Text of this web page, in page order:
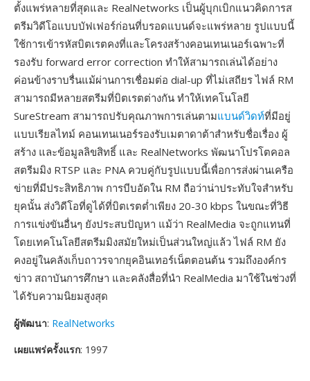
ตั้งแพร่หลายที่สุดและ RealNetworks เป็นผู้บุกเบิกแนวคิดการส
ตรีมวิดีโอแบบบัฟเฟอร์ก่อนที่บรอดแบนด์จะแพร่หลาย รูปแบบนี้
ใช้การเข้ารหัสบิตเรตคงที่และโครงสร้างคอนเทนเนอร์เฉพาะที่
รองรับ forward error correction ทำให้สามารถเล่นได้อย่าง
ค่อนข้างราบรื่นแม้ผ่านการเชื่อมต่อ dial-up ที่ไม่เสถียร ไฟล์ RM
สามารถมีหลายสตรีมที่บิตเรตต่างกัน ทำให้เทคโนโลยี
SureStream สามารถปรับคุณภาพการเล่นตามแบนด์วิดท์ที่มีอยู่
แบบเรียลไทม์ คอนเทนเนอร์รองรับเมตาดาต้าสำหรับชื่อเรื่อง ผู้
สร้าง และข้อมูลลิขสิทธิ์ และ RealNetworks พัฒนาโปรโตคอล
สตรีมมิง RTSP และ PNA ควบคู่กับรูปแบบนี้เพื่อการส่งผ่านเครือ
ข่ายที่มีประสิทธิภาพ การบีบอัดใน RM ถือว่าน่าประทับใจสำหรับ
ยุคนั้น ส่งวิดีโอที่ดูได้ที่บิตเรตต่ำเพียง 20-30 kbps ในขณะที่วิธี
การแข่งขันอื่นๆ ยังประสบปัญหา แม้ว่า RealMedia จะถูกแทนที่
โดยเทคโนโลยีสตรีมมิงสมัยใหม่เป็นส่วนใหญ่แล้ว ไฟล์ RM ยัง
คงอยู่ในคลังเก็บถาวรจากยุคอินเทอร์เน็ตตอนต้น รวมถึงองค์กร
ข่าว สถาบันการศึกษา และคลังสื่อที่นำ RealMedia มาใช้ในช่วงที่
ได้รับความนิยมสูงสุด
ผู้พัฒนา: RealNetworks
เผยแพร่ครั้งแรก: 1997